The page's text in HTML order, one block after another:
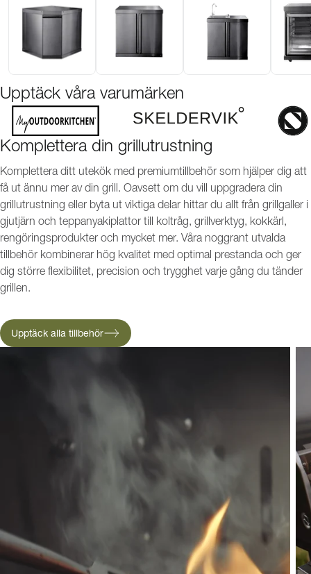
Upptäck våra varumärken
Komplettera din grillutrustning
Komplettera ditt utekök med premiumtillbehör som hjälper dig att
få ut ännu mer av din grill. Oavsett om du vill uppgradera din
grillutrustning eller byta ut viktiga delar hittar du allt från grillgaller i
gjutjärn och teppanyakiplattor till koltråg, grillverktyg, kokkärl,
rengöringsprodukter och mycket mer. Våra noggrant utvalda
tillbehör kombinerar hög kvalitet med optimal prestanda och ger
dig större flexibilitet, precision och trygghet varje gång du tänder
grillen.
Upptäck alla tillbehör